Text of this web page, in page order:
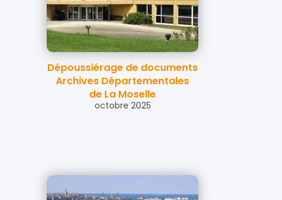
Dépoussiérage de documents
Archives Départementales
de La Moselle
octobre 2025